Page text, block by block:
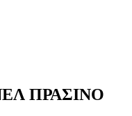
ΠΡΑΣΙΝΟ